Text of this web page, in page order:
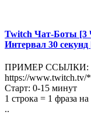
Twitch Чат-Боты [3
Интервал 30
ПРИМЕР ССЫЛКИ:
https://www.twitch.tv/
Старт: 0-15 минут
1 строка = 1 фраза
..